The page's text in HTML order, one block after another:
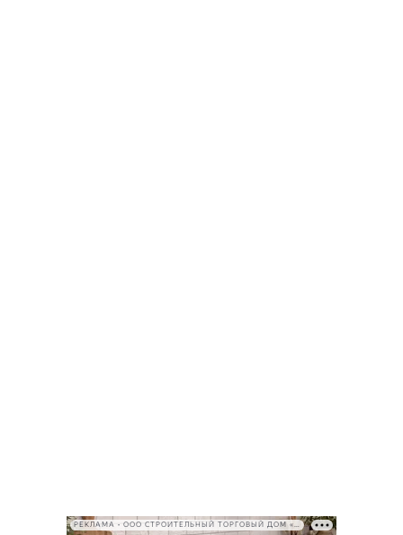
РЕКЛАМА • ООО СТРОИТЕЛЬНЫЙ ТОРГОВЫЙ ДОМ «ПЕТРОВИЧ», ИНН 7802348846